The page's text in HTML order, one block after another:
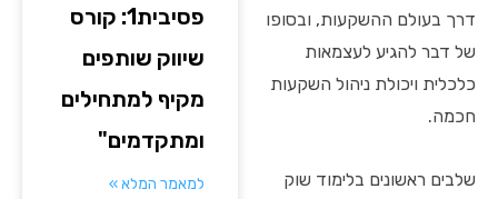
דרך בעולם ההשקעות, ובסופו
של דבר להגיע לעצמאות
כלכלית ויכולת ניהול השקעות
חכמה.
שלבים ראשונים בלימוד שוק
פסיבית1: קורס
שיווק שותפים
מקיף למתחילים
ומתקדמים"
למאמר המלא »